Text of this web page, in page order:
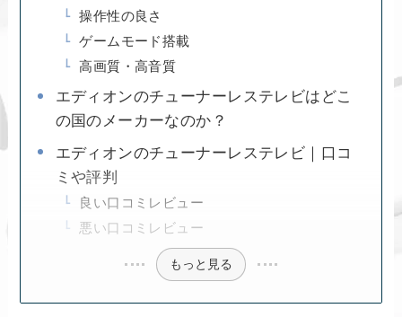
操作性の良さ
ゲームモード搭載
高画質・高音質
エディオンのチューナーレステレビはどこ
の国のメーカーなのか？
エディオンのチューナーレステレビ｜口コ
ミや評判
良い口コミレビュー
悪い口コミレビュー
もっと見る